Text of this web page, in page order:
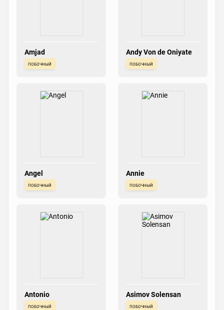
Amjad
побочный
Andy Von de Oniyate
побочный
Angel
побочный
Annie
побочный
Antonio
побочный
Asimov Solensan
побочный